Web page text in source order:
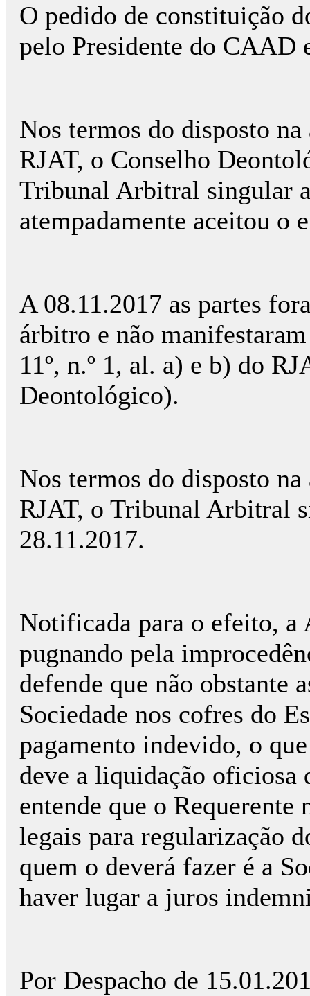
O pedido de constituição
pelo Presidente do CAAD
Nos termos do disposto na
RJAT, o Conselho
Tribunal Arbitral singular
atempadamente aceitou o
A 08.11.2017 as partes
árbitro e não
11º, n.º 1, al. a) e b) do
Deontológico).
Nos termos do disposto na
RJAT, o Tribunal Arbitral
28.11.2017.
Notificada para o efeito, a
pugnando pela
defende que não obstante
Sociedade nos cofres do
pagamento indevido, o
deve a liquidação oficiosa
entende que o Requerente
legais para regularização
quem o deverá fazer é a
haver lugar a juros
Por Despacho de